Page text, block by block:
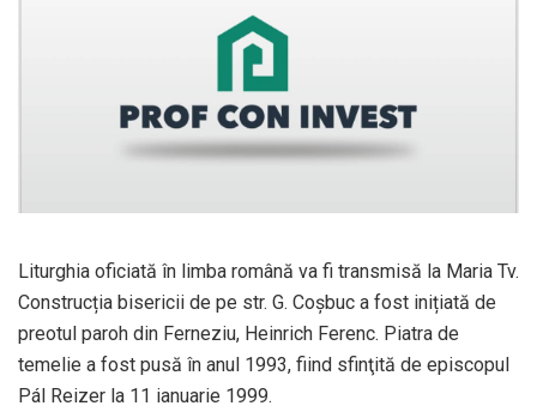
Liturghia oficiată în limba română va fi transmisă la Maria Tv.
Construcția bisericii de pe str. G. Coşbuc a fost inițiată de
preotul paroh din Ferneziu, Heinrich Ferenc. Piatra de
temelie a fost pusă în anul 1993, fiind sfinţită de episcopul
Pál Reizer la 11 ianuarie 1999.